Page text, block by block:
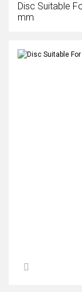
Disc Suitable
mm